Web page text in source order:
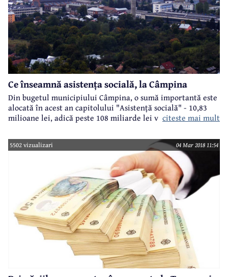
Ce înseamnă asistența socială, la Câmpina
Din bugetul municipiului Câmpina, o sumă importantă este
alocată în acest an capitolului "Asistență socială" - 10,83
milioane lei, adică peste 108 miliarde lei vechi. Haideți să
repartizați banii prin decizia Primăriei și cu aprobarea
Consiliului Local.
citeste mai mult
5502 vizualizari 04 Mar 2018 11:54